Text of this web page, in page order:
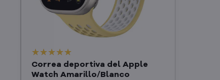
Correa deportiva del Apple
Watch Amarillo/Blanco